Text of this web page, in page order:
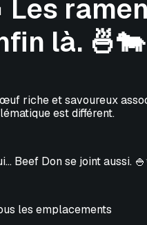
Les
là. 🍜🐄
riche et savoureux
est différent.
Beef Don se joint aussi.
les emplacements